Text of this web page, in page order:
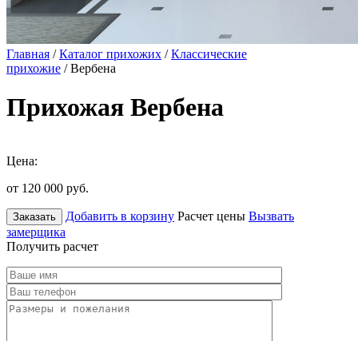
Главная /Каталог прихожих /Классические
прихожие / Вербена
Прихожая Вербена
Цена:
от 120 000 руб.
Заказать Добавить в корзину Расчет цены Вызвать
замерщика
Получить расчет